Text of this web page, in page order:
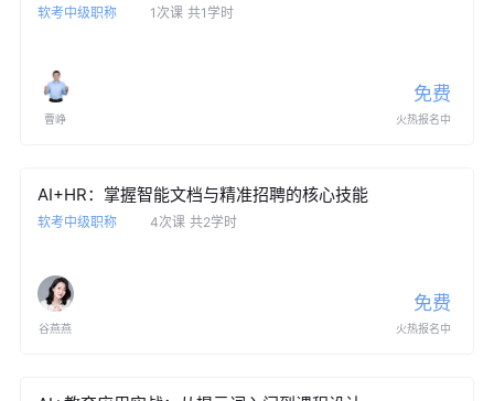
软考中级职称 1次课 共1学时
曹峥
免费
火热报名中
AI+HR：掌握智能文档与精准招聘的核心技能
软考中级职称 4次课 共2学时
谷燕燕
免费
火热报名中